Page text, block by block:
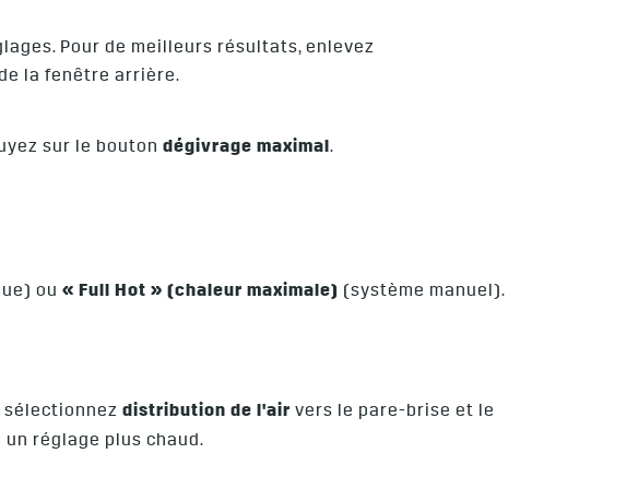
Pour de meilleurs résultats, enlevez
la fenêtre arrière.
sur le bouton dégivrage maximal.
ou « Full Hot » (chaleur maximale) (système manuel).
sélectionnez distribution de l'air vers le pare-brise et le
un réglage plus chaud.